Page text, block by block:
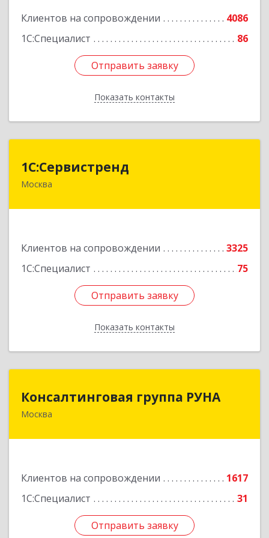
Клиентов на сопровождении
4086
1С:Специалист
86
Отправить заявку
Показать контакты
Отправить заявку
Назад
1С:Сервистренд
Москва
Клиентов на сопровождении
3325
1С:Специалист
75
Отправить заявку
Показать контакты
107023, Москва г, Семёновский пер, дом № 15,
Отправить заявку
Назад
Консалтинговая группа РУНА
Москва
Клиентов на сопровождении
1617
1С:Специалист
31
Отправить заявку
117218, Москва г, Кржижановского ул, дом №
Отправить заявку